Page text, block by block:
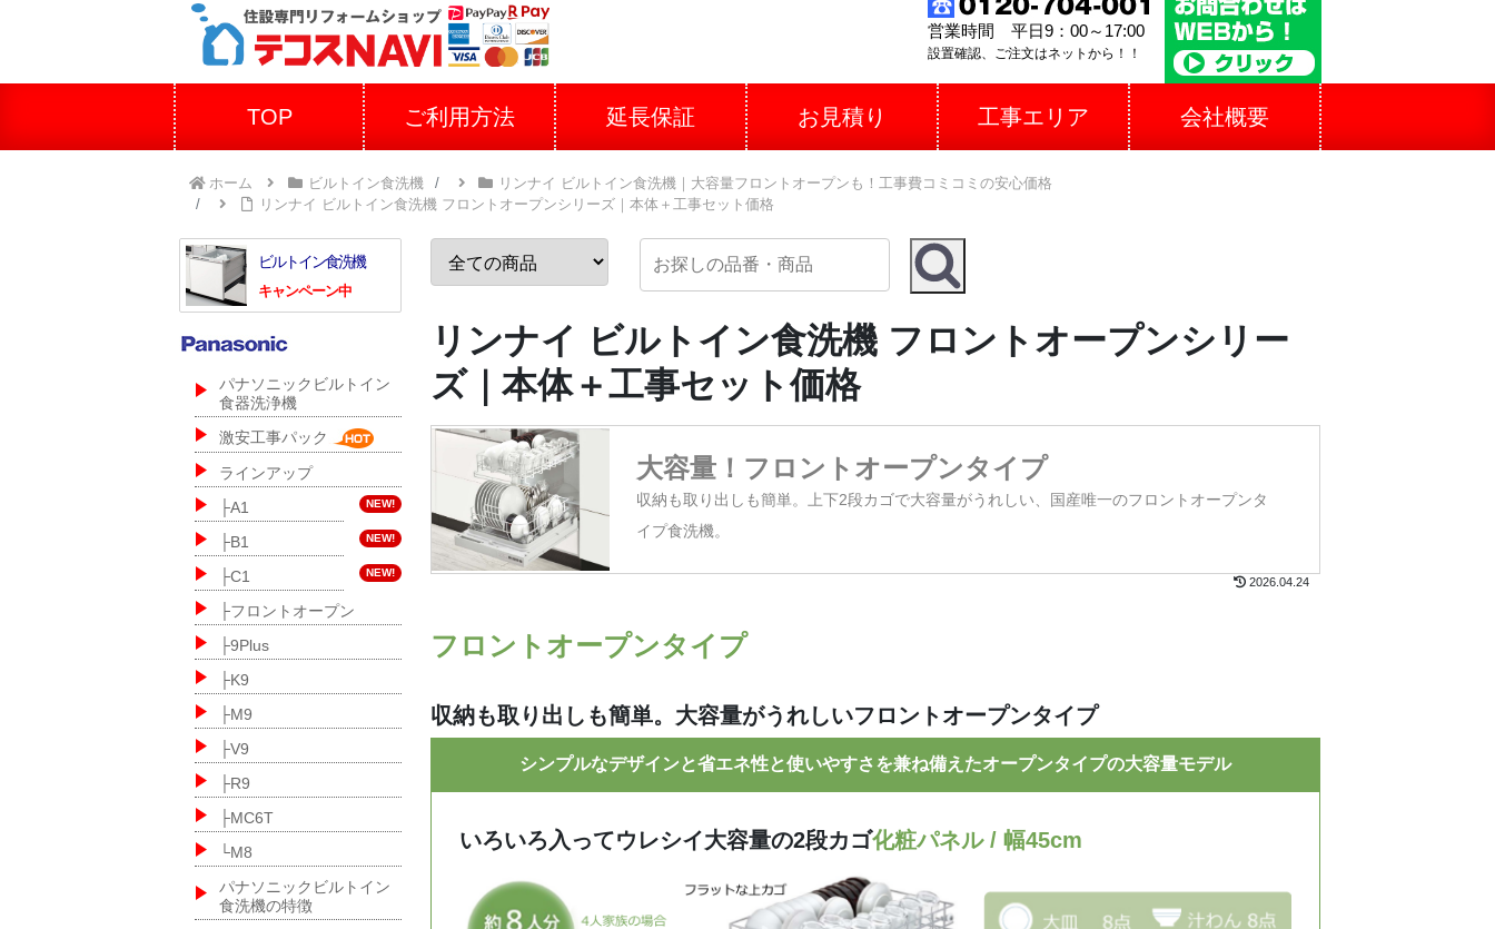
営業時間 平日9：00～17:00
設置確認、ご注文はネットから！！
TOP ご利用方法 延長保証 お見積り 工事エリア 会社概要
ホーム ビルトイン食洗機
リンナイ ビルトイン食洗機｜大容量フロントオープンも！工事費コミコミの安心価格
リンナイ ビルトイン食洗機 フロントオープンシリーズ｜本体＋工事セット価格
リンナイ ビルトイン食洗機 フロントオープンシリー
ズ｜本体＋工事セット価格
大容量！フロントオープンタイプ
収納も取り出しも簡単。上下2段カゴで大容量がうれしい、国産唯一のフロントオープンタ
イプ食洗機。
2026.04.24
フロントオープンタイプ
収納も取り出しも簡単。大容量がうれしいフロントオープンタイプ
シンプルなデザインと省エネ性と使いやすさを兼ね備えたオープンタイプの大容量モデル
いろいろ入ってウレシイ大容量の2段カゴ化粧パネル / 幅45cm
ビルトイン食洗機
キャンペーン中
パナソニックビルトイン
食器洗浄機
激安工事パック
ラインアップ
├A1
NEW!
├B1 NEW!
├C1 NEW!
├フロントオープン
├9Plus
├K9
├M9
├V9
├R9
├MC6T
└M8
パナソニックビルトイン
食洗機の特徴